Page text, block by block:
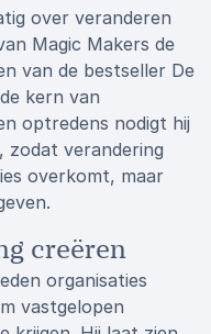
over veranderen
Magic Makers de
van de bestseller De
kern van
optredens nodigt hij
zodat verandering
overkomt, maar
creëren
organisaties
vastgelopen